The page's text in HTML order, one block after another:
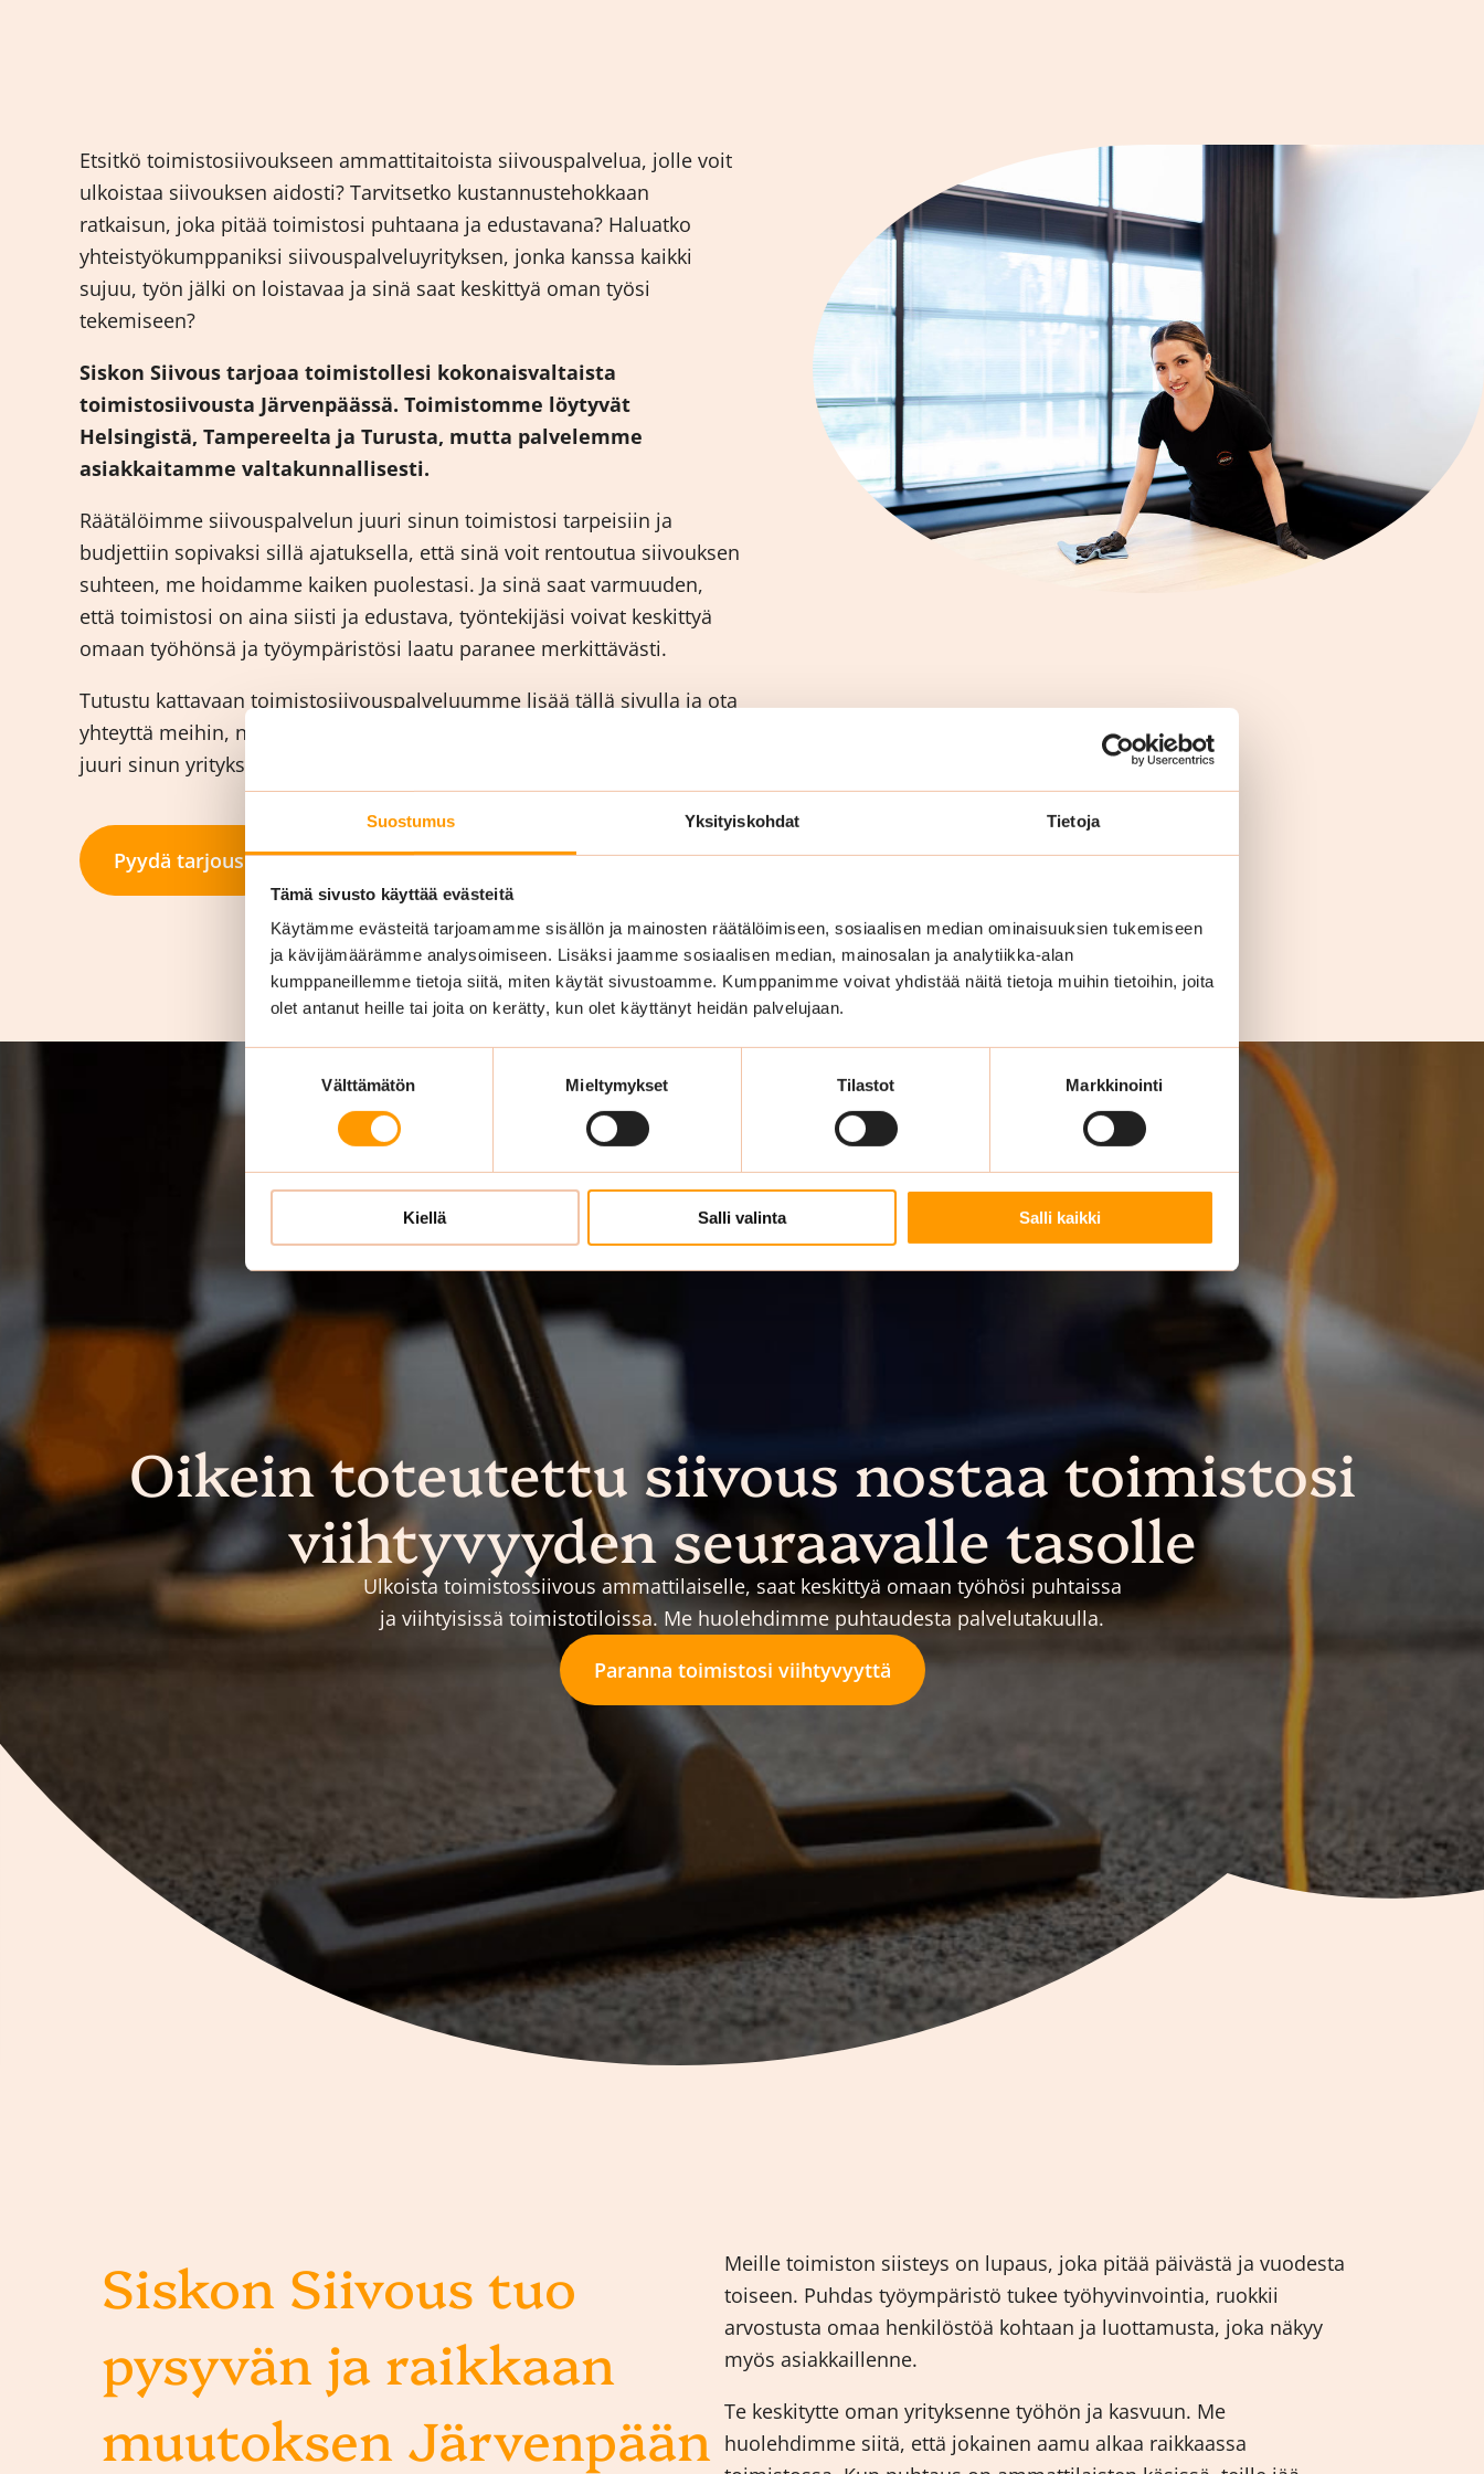
Suostumus Yksityiskohdat Tietoja
Tämä sivusto käyttää evästeitä
Käytämme evästeitä tarjoamamme sisällön ja mainosten räätälöimiseen, sosiaalisen median ominaisuuksien tukemiseen
ja kävijämäärämme analysoimiseen. Lisäksi jaamme sosiaalisen median, mainosalan ja analytiikka-alan
kumppaneillemme tietoja siitä, miten käytät sivustoamme. Kumppanimme voivat yhdistää näitä tietoja muihin tietoihin, joita
olet antanut heille tai joita on kerätty, kun olet käyttänyt heidän palvelujaan.
Välttämätön Mieltymykset Tilastot Markkinointi
Kiellä Salli valinta Salli kaikki
Etsitkö toimistosiivoukseen ammattitaitoista siivouspalvelua, jolle voit
ulkoistaa siivouksen aidosti? Tarvitsetko kustannustehokkaan
ratkaisun, joka pitää toimistosi puhtaana ja edustavana? Haluatko
yhteistyökumppaniksi siivouspalveluyrityksen, jonka kanssa kaikki
sujuu, työn jälki on loistavaa ja sinä saat keskittyä oman työsi
tekemiseen?
Siskon Siivous tarjoaa toimistollesi kokonaisvaltaista
toimistosiivousta Järvenpäässä. Toimistomme löytyvät
Helsingistä, Tampereelta ja Turusta, mutta palvelemme
asiakkaitamme valtakunnallisesti.
Räätälöimme siivouspalvelun juuri sinun toimistosi tarpeisiin ja
budjettiin sopivaksi sillä ajatuksella, että sinä voit rentoutua siivouksen
suhteen, me hoidamme kaiken puolestasi. Ja sinä saat varmuuden,
että toimistosi on aina siisti ja edustava, työntekijäsi voivat keskittyä
omaan työhönsä ja työympäristösi laatu paranee merkittävästi.
Tutustu kattavaan toimistosiivouspalveluumme lisää tällä sivulla ja ota
yhteyttä meihin, niin suunnitellaan paras mahdollinen siivouspalvelu
juuri sinun yrityksellesi!
Pyydä tarjous
Oikein toteutettu siivous nostaa toimistosi
viihtyvyyden seuraavalle tasolle
Ulkoista toimistossiivous ammattilaiselle, saat keskittyä omaan työhösi puhtaissa
ja viihtyisissä toimistotiloissa. Me huolehdimme puhtaudesta palvelutakuulla.
Paranna toimistosi viihtyvyyttä
Siskon Siivous tuo
pysyvän ja raikkaan
muutoksen Järvenpään
Meille toimiston siisteys on lupaus, joka pitää päivästä ja vuodesta
toiseen. Puhdas työympäristö tukee työhyvinvointia, ruokkii
arvostusta omaa henkilöstöä kohtaan ja luottamusta, joka näkyy
myös asiakkaillenne.
Te keskitytte oman yrityksenne työhön ja kasvuun. Me
huolehdimme siitä, että jokainen aamu alkaa raikkaassa